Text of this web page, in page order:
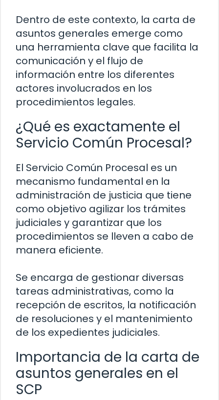
Dentro de este contexto, la carta de
asuntos generales emerge como
una herramienta clave que facilita la
comunicación y el flujo de
información entre los diferentes
actores involucrados en los
procedimientos legales.
¿Qué es exactamente el
Servicio Común Procesal?
El Servicio Común Procesal es un
mecanismo fundamental en la
administración de justicia que tiene
como objetivo agilizar los trámites
judiciales y garantizar que los
procedimientos se lleven a cabo de
manera eficiente.
Se encarga de gestionar diversas
tareas administrativas, como la
recepción de escritos, la notificación
de resoluciones y el mantenimiento
de los expedientes judiciales.
Importancia de la carta de
asuntos generales en el
SCP